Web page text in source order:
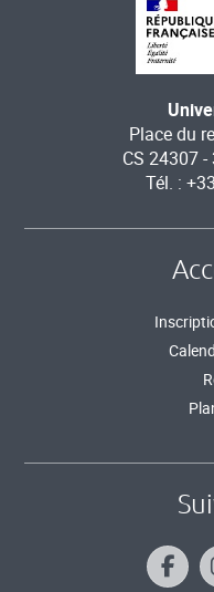
Place du
CS 24307
Tél. :